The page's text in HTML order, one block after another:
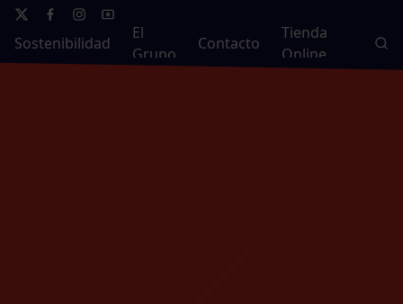
Sostenibilidad
El
Grupo
Contacto
Tienda
Online